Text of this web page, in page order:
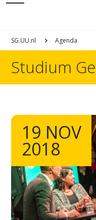
SG.UU.nl Agenda
Studium
19 NOV
2018